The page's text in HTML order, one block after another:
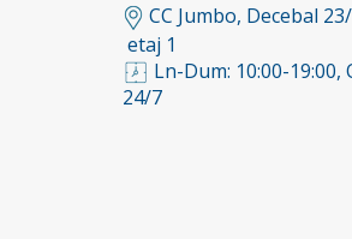
CC Jumbo, Decebal
etaj 1
Ln-Dum: 10:00-19:00,
24/7